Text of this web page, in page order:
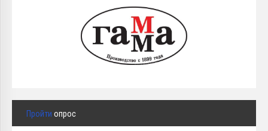
Пройти опрос